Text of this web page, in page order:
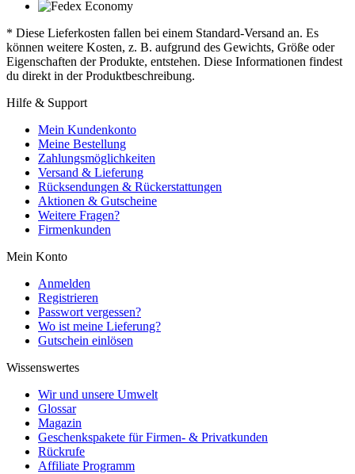
* Diese Lieferkosten fallen bei einem Standard-Versand an. Es
können weitere Kosten, z. B. aufgrund des Gewichts, Größe oder
Eigenschaften der Produkte, entstehen. Diese Informationen findest
du direkt in der Produktbeschreibung.
Hilfe & Support
Mein Kundenkonto
Meine Bestellung
Zahlungsmöglichkeiten
Versand & Lieferung
Rücksendungen & Rückerstattungen
Aktionen & Gutscheine
Weitere Fragen?
Firmenkunden
Mein Konto
Anmelden
Registrieren
Passwort vergessen?
Wo ist meine Lieferung?
Gutschein einlösen
Wissenswertes
Wir und unsere Umwelt
Glossar
Magazin
Geschenkspakete für Firmen- & Privatkunden
Rückrufe
Affiliate Programm